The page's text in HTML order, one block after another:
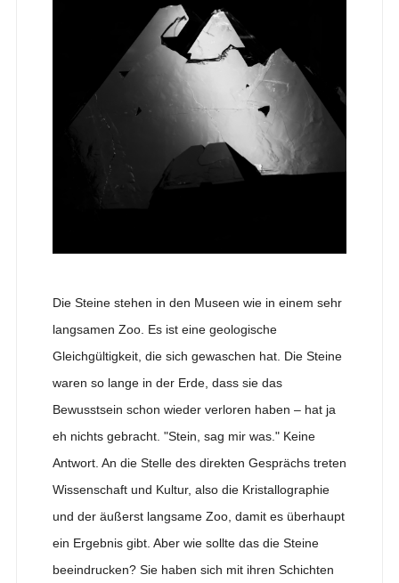
Die Steine stehen in den Museen wie in einem sehr
langsamen Zoo. Es ist eine geologische
Gleichgültigkeit, die sich gewaschen hat. Die Steine
waren so lange in der Erde, dass sie das
Bewusstsein schon wieder verloren haben – hat ja
eh nichts gebracht. "Stein, sag mir was." Keine
Antwort. An die Stelle des direkten Gesprächs treten
Wissenschaft und Kultur, also die Kristallographie
und der äußerst langsame Zoo, damit es überhaupt
ein Ergebnis gibt. Aber wie sollte das die Steine
beeindrucken? Sie haben sich mit ihren Schichten